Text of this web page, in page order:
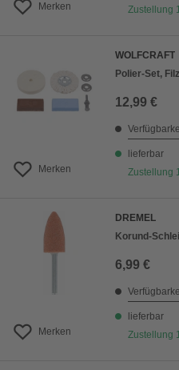
Merken
Zustellung
Merken
WOLFCRAFT
Polier-Set,
12,99 €
lieferbar
Zustellung
Merken
DREMEL
Korund-
6,99 €
lieferbar
Zustellung